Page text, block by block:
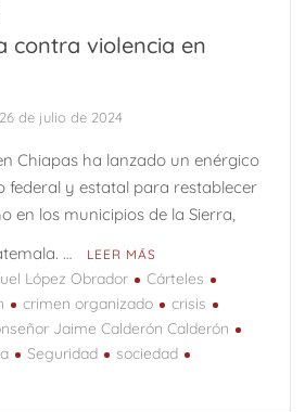
contra violencia en
26 de julio de 2024
Chiapas ha lanzado un enérgico
federal y estatal para restablecer
en los municipios de la Sierra,
…
LEER MÁS
López Obrador
Cárteles
crimen organizado
crisis
Jaime Calderón Calderón
Seguridad
sociedad